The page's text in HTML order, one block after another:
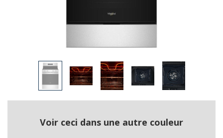
Voir ceci dans une autre couleur